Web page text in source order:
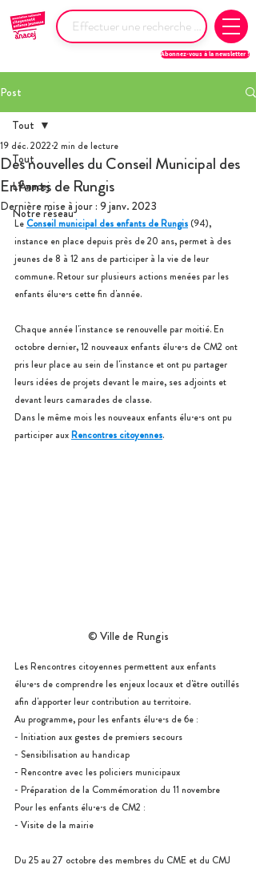
Abonnez-vous à la newsletter !
Post
Tout
L'Anacej
Notre réseau
Tout
Des nouvelles du Conseil Municipal des
Enfants de Rungis
19 déc. 2022 2 min de lecture
Dernière mise à jour : 9 janv. 2023
Le Conseil municipal des enfants de Rungis (94),
instance en place depuis près de 20 ans, permet à des
jeunes de 8 à 12 ans de participer à la vie de leur
commune. Retour sur plusieurs actions menées par les
enfants élu·e·s cette fin d'année.
Chaque année l'instance se renouvelle par moitié. En
octobre dernier, 12 nouveaux enfants élu·e·s de CM2 ont
pris leur place au sein de l'instance et ont pu partager
leurs idées de projets devant le maire, ses adjoints et
devant leurs camarades de classe.
Dans le même mois les nouveaux enfants élu·e·s ont pu
participer aux Rencontres citoyennes.
© Ville de Rungis
Les Rencontres citoyennes permettent aux enfants
élu·e·s de comprendre les enjeux locaux et d'être outillés
afin d'apporter leur contribution au territoire.
Au programme, pour les enfants élu·e·s de 6e :
- Initiation aux gestes de premiers secours
- Sensibilisation au handicap
- Rencontre avec les policiers municipaux
- Préparation de la Commémoration du 11 novembre
Pour les enfants élu·e·s de CM2 :
- Visite de la mairie
Du 25 au 27 octobre des membres du CME et du CMJ